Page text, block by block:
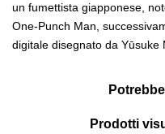
un fumettista giapponese,
One-Punch Man,
digitale disegnato da Yūsuke
Prodotti